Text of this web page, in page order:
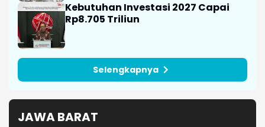
Kebutuhan Investasi 2027 Capai
Rp8.705 Triliun
Selengkapnya
JAWA BARAT